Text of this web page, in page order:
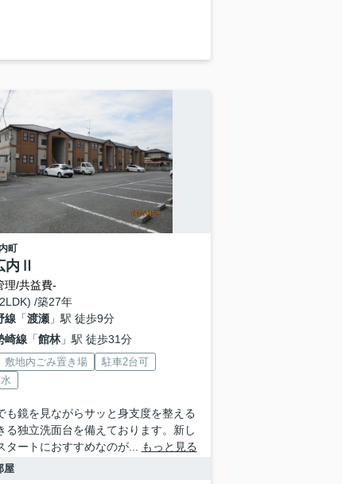
町
内Ⅱ
理/共益費-
/築27年
線「渡瀬」駅 徒歩9分
崎線「館林」駅 徒歩31分
敷地内ごみ置き場
駐車2台可
も鏡を見ながらサッと身支度を整える
る独立洗面台を備えております。新し
タートにおすすめなのが...
もっと見る
屋